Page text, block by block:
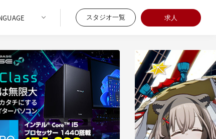
スタジオ一覧 求人